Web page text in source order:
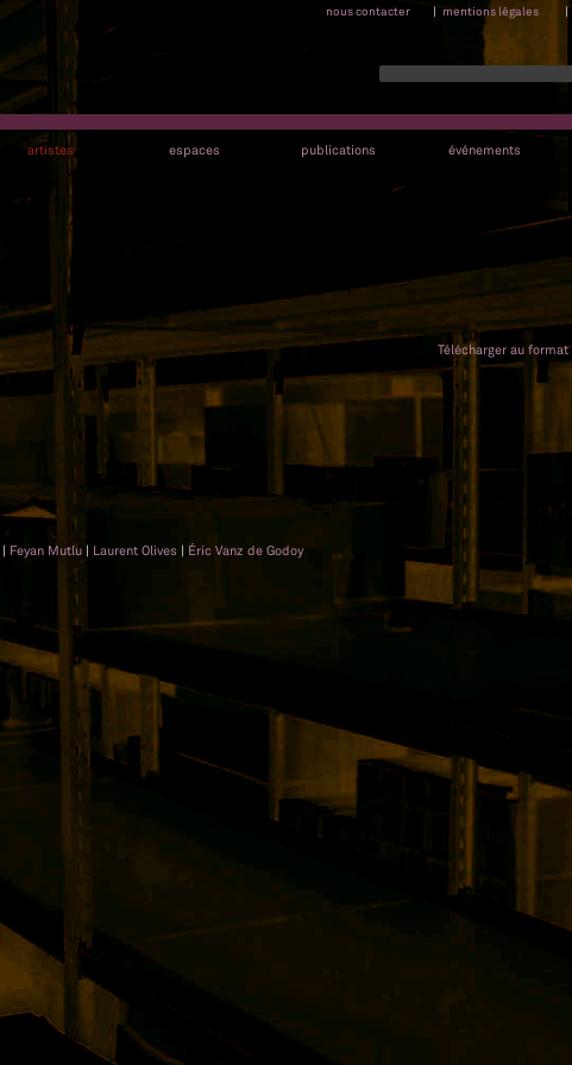
nous contacter | mentions légales |
artistes espaces publications événements
Télécharger au
| Feyan Mutlu | Laurent Olives | Éric Vanz de Godoy